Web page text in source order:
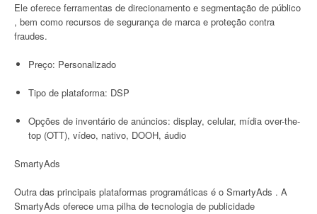
Ele oferece ferramentas de direcionamento e segmentação de público
, bem como recursos de segurança de marca e proteção contra
fraudes.
Preço: Personalizado
Tipo de plataforma: DSP
Opções de inventário de anúncios: display, celular, mídia over-the-
top (OTT), vídeo, nativo, DOOH, áudio
SmartyAds
Outra das principais plataformas programáticas é o SmartyAds . A
SmartyAds oferece uma pilha de tecnologia de publicidade